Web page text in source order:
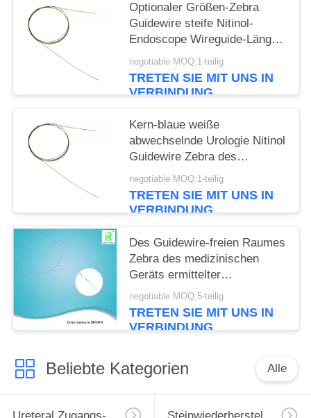
Optionaler Größen-Zebra
Guidewire steife Nitinol-
Endoscope Wireguide-Länge
150cm
negotiable MOQ:1-teilig
TRETEN SIE MIT UNS IN
VERBINDUNG
Kern-blaue weiße
abwechselnde Urologie Nitinol
Guidewire Zebra des
medizinischen Geräts innerer
negotiable MOQ:1-teilig
TRETEN SIE MIT UNS IN
VERBINDUNG
Des Guidewire-freien Raumes
Zebra des medizinischen
Geräts ermittelter
Führungsdraht der
Bewegungs-X Ray
negotiable MOQ:5-teilig
TRETEN SIE MIT UNS IN
VERBINDUNG
Beliebte Kategorien Alle